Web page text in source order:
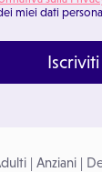
miei dati
Iscriviti
| Anziani |